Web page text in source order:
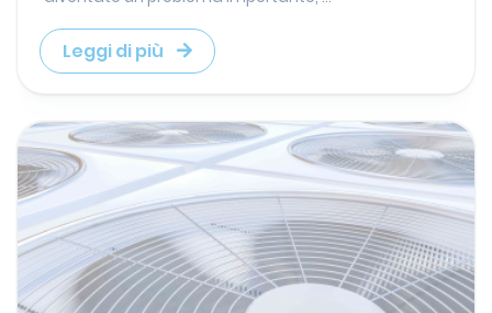
Leggi di più